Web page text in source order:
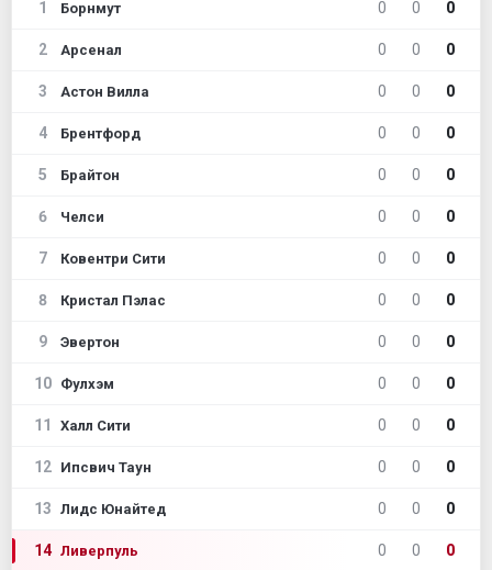
1 Борнмут 0 0 0
2 Арсенал 0 0 0
3 Астон Вилла 0 0 0
4 Брентфорд 0 0 0
5 Брайтон 0 0 0
6 Челси 0 0 0
7 Ковентри Сити 0 0 0
8 Кристал Пэлас 0 0 0
9 Эвертон 0 0 0
10 Фулхэм 0 0 0
11 Халл Сити 0 0 0
12 Ипсвич Таун 0 0 0
13 Лидс Юнайтед 0 0 0
14 Ливерпуль 0 0 0